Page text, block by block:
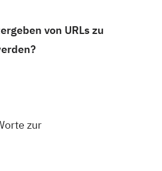
von URLs zu
zur